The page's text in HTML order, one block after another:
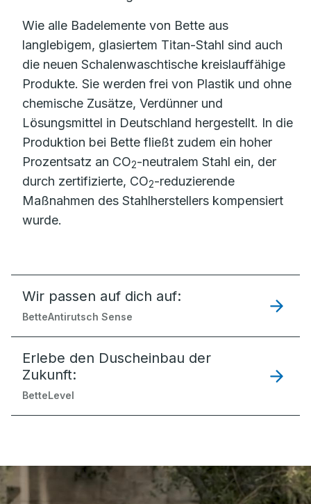
Wie alle Badelemente von Bette aus
langlebigem, glasiertem Titan-Stahl sind auch
die neuen Schalenwaschtische kreislauffähige
Produkte. Sie werden frei von Plastik und ohne
chemische Zusätze, Verdünner und
Lösungsmittel in Deutschland hergestellt. In die
Produktion bei Bette fließt zudem ein hoher
Prozentsatz an CO2-neutralem Stahl ein, der
durch zertifizierte, CO2-reduzierende
Maßnahmen des Stahlherstellers kompensiert
wurde.
Wir passen auf dich auf:
BetteAntirutsch Sense
Erlebe den Duscheinbau der
Zukunft:
BetteLevel